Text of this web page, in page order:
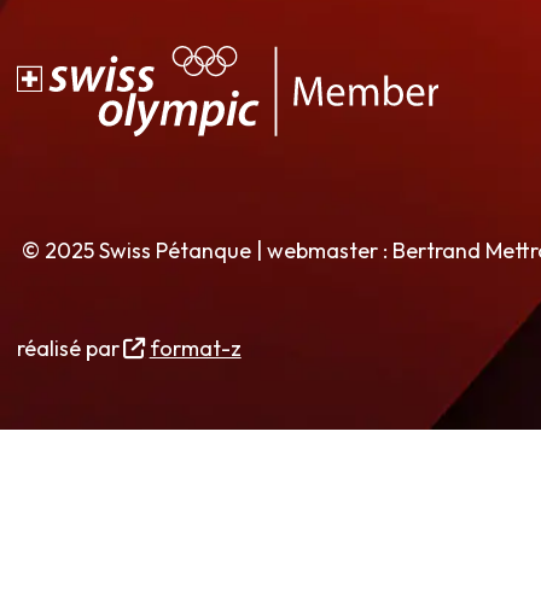
© 2025 Swiss Pétanque | webmaster : Bertrand
réalisé par format-z